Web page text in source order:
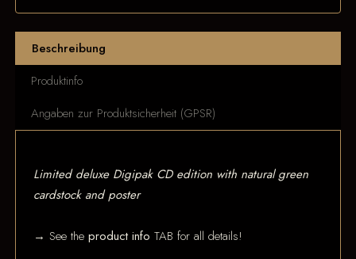
Beschreibung
Produktinfo
Angaben zur Produktsicherheit (GPSR)
Limited deluxe Digipak CD edition with natural green
cardstock and poster
→ See theproduct info TAB for all details!